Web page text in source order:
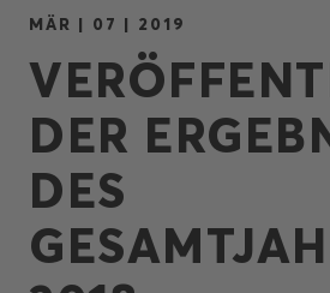
MÄR | 07 | 2019
DER
DES